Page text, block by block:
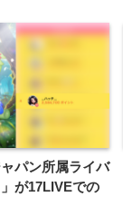
パン所属ライバ
が17LIVEでの